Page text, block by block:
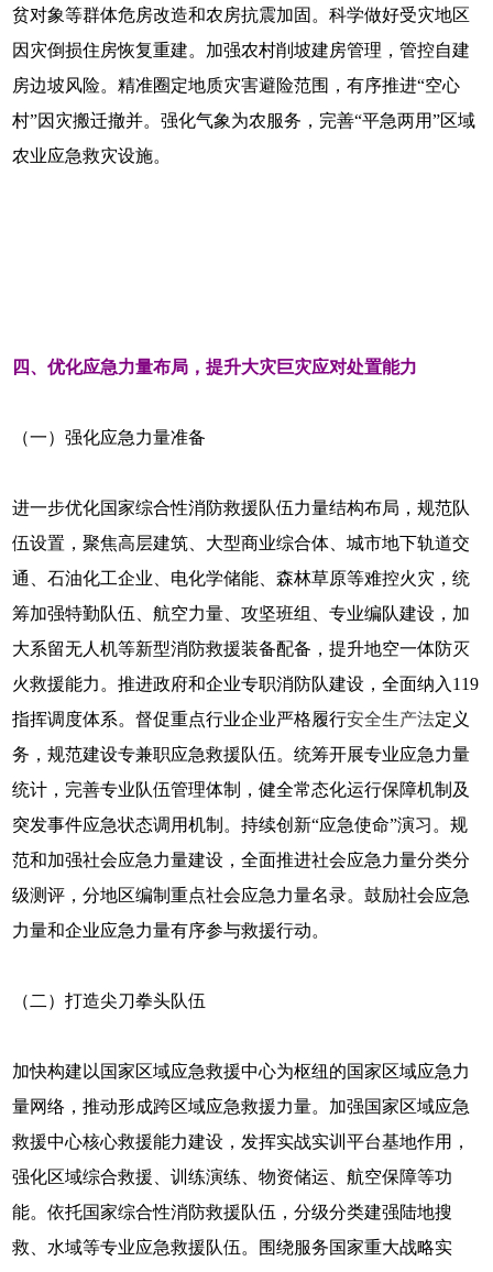
贫对象等群体危房改造和农房抗震加固。科学做好受灾地区
因灾倒损住房恢复重建。加强农村削坡建房管理，管控自建
房边坡风险。精准圈定地质灾害避险范围，有序推进“空心
村”因灾搬迁撤并。强化气象为农服务，完善“平急两用”区域
农业应急救灾设施。
四、优化应急力量布局，提升大灾巨灾应对处置能力
（一）强化应急力量准备
进一步优化国家综合性消防救援队伍力量结构布局，规范队
伍设置，聚焦高层建筑、大型商业综合体、城市地下轨道交
通、石油化工企业、电化学储能、森林草原等难控火灾，统
筹加强特勤队伍、航空力量、攻坚班组、专业编队建设，加
大系留无人机等新型消防救援装备配备，提升地空一体防灭
火救援能力。推进政府和企业专职消防队建设，全面纳入119
指挥调度体系。督促重点行业企业严格履行安全生产法定义
务，规范建设专兼职应急救援队伍。统筹开展专业应急力量
统计，完善专业队伍管理体制，健全常态化运行保障机制及
突发事件应急状态调用机制。持续创新“应急使命”演习。规
范和加强社会应急力量建设，全面推进社会应急力量分类分
级测评，分地区编制重点社会应急力量名录。鼓励社会应急
力量和企业应急力量有序参与救援行动。
（二）打造尖刀拳头队伍
加快构建以国家区域应急救援中心为枢纽的国家区域应急力
量网络，推动形成跨区域应急救援力量。加强国家区域应急
救援中心核心救援能力建设，发挥实战实训平台基地作用，
强化区域综合救援、训练演练、物资储运、航空保障等功
能。依托国家综合性消防救援队伍，分级分类建强陆地搜
救、水域等专业应急救援队伍。围绕服务国家重大战略实